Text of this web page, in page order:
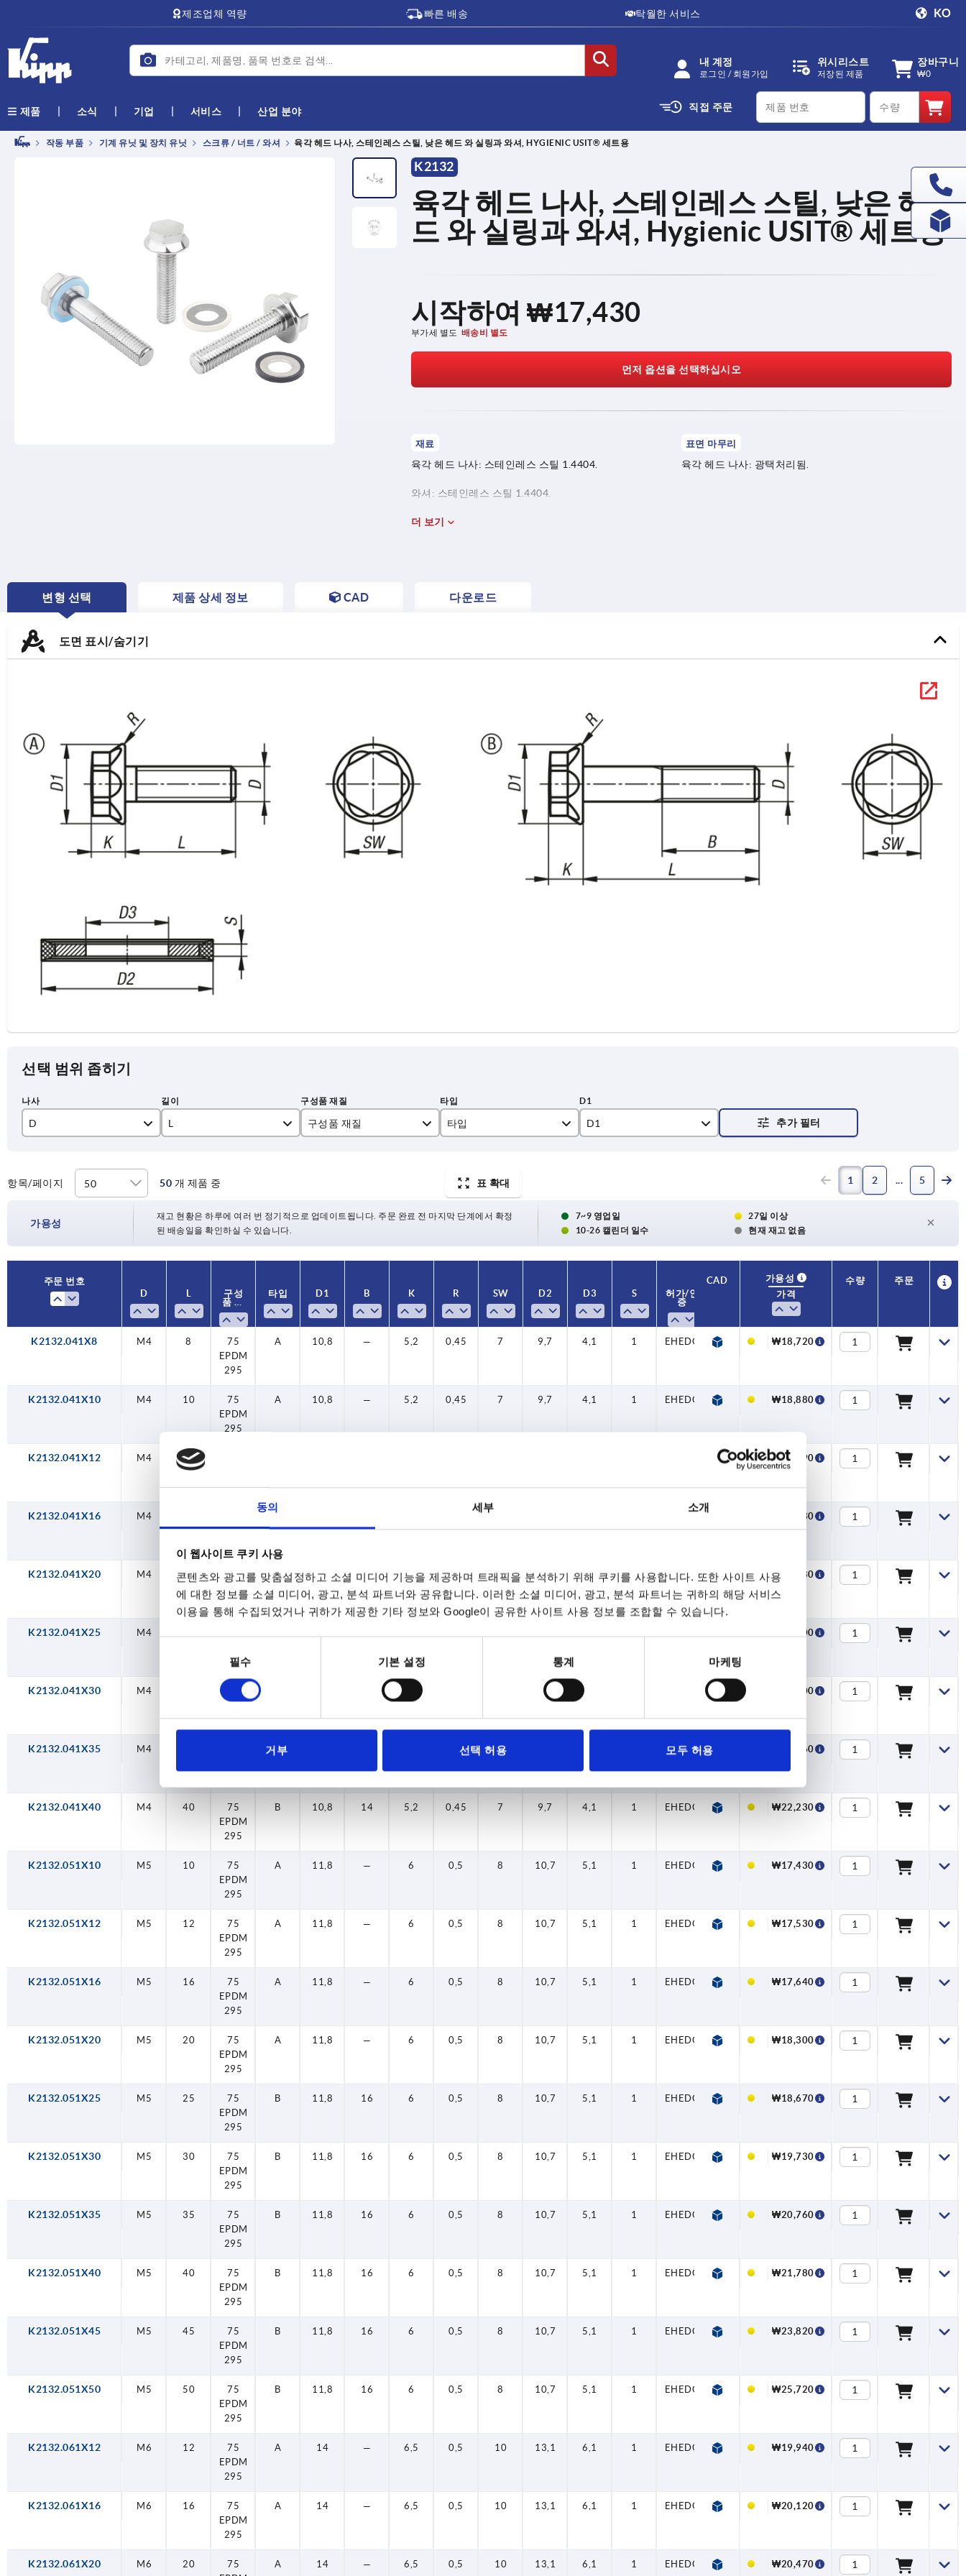
동의 세부 소개
이 웹사이트 쿠키 사용
콘텐츠와 광고를 맞춤설정하고 소셜 미디어 기능을 제공하며 트래픽을 분석하기 위해 쿠키를 사용합니다. 또한 사이트 사용
에 대한 정보를 소셜 미디어, 광고, 분석 파트너와 공유합니다. 이러한 소셜 미디어, 광고, 분석 파트너는 귀하의 해당 서비스
이용을 통해 수집되었거나 귀하가 제공한 기타 정보와 Google이 공유한 사이트 사용 정보를 조합할 수 있습니다.
필수 기본 설정 통계 마케팅
거부 선택 허용 모두 허용
제조업체 역량 빠른 배송 탁월한 서비스 KO
내 계정
로그인 / 회원가입
위시리스트
저장된 제품
장바구니
₩0
제품 소식 기업 서비스 산업 분야 직접 주문
productCode qty
작동 부품 기계 유닛 및 장치 유닛 스크류 / 너트 / 와셔 육각 헤드 나사, 스테인레스 스틸, 낮은 헤드 와 실링과 와셔, HYGIENIC USIT® 세트용
K2132
육각 헤드 나사, 스테인레스 스틸, 낮은 헤
드 와 실링과 와셔, Hygienic USIT® 세트용
시작하여₩17,430
부가세 별도 배송비 별도
먼저 옵션을 선택하십시오
재료
육각 헤드 나사: 스테인레스 스틸 1.4404.
와셔: 스테인레스 스틸 1.4404.
실링 링:
표면 마무리
육각 헤드 나사: 광택처리됨.
더 보기
변형 선택
CURRENT
제품 상세 정보 CAD 다운로드
도면 표시/숨기기
선택 범위 좁히기
D
M5
M12
M16
L
10
12
20
45
구성품 재질
플루오로프렌 XP 45
타입 D1
14
26,6
35
항목/페이지 50 개 제품 중 표 확대 1 2 5
가용성
재고 현황은 하루에 여러 번 정기적으로 업데이트됩니다. 주문 완료 전 마지막 단계에서 확정
된 배송일을 확인하실 수 있습니다.
7~9 영업일
27일 이상
10-26 캘린더 일수
현재 재고 없음
주문 번호
D
L
구성
품 재
질
타입 D1 B K R SW D2 D3 S
허가/ 인
증
CAD
가용성
가격
수량 주문
K2132.041X8 M4 8
75
EPDM
295
A 10,8 — 5,2 0,45 7 9,7 4,1 1 EHEDG ₩18,720
K2132.041X10 M4 10
75
EPDM
295
A 10,8 — 5,2 0,45 7 9,7 4,1 1 EHEDG ₩18,880
K2132.041X12 M4 12
295
₩18,990
K2132.041X16 M4
EPDM
A EHEDG ₩19,330
K2132.041X20 M4 20
75
EPDM
295
A 10,8 — 5,2 0,45 7 9,7 4,1 1 EHEDG ₩19,780
K2132.041X25 M4
295
₩20,500
K2132.041X30 M4
EPDM
295
9,7 4,1 ₩20,900
K2132.041X35 M4 B 0,45 7 EHEDG ₩21,560
K2132.041X40 M4 40
75
EPDM
295
B 10,8 14 5,2 0,45 7 9,7 4,1 1 EHEDG ₩22,230
K2132.051X10 M5 10
75
EPDM
295
A 11,8 — 6 0,5 8 10,7 5,1 1 EHEDG ₩17,430
K2132.051X12 M5 12
75
EPDM
295
A 11,8 — 6 0,5 8 10,7 5,1 1 EHEDG ₩17,530
K2132.051X16 M5 16
75
EPDM
295
A 11,8 — 6 0,5 8 10,7 5,1 1 EHEDG ₩17,640
K2132.051X20 M5 20
75
EPDM
295
A 11,8 — 6 0,5 8 10,7 5,1 1 EHEDG ₩18,300
K2132.051X25 M5 25
75
EPDM
295
B 11,8 16 6 0,5 8 10,7 5,1 1 EHEDG ₩18,670
K2132.051X30 M5 30
75
EPDM
295
B 11,8 16 6 0,5 8 10,7 5,1 1 EHEDG ₩19,730
K2132.051X35 M5 35
75
EPDM
295
B 11,8 16 6 0,5 8 10,7 5,1 1 EHEDG ₩20,760
K2132.051X40 M5 40
75
EPDM
295
B 11,8 16 6 0,5 8 10,7 5,1 1 EHEDG ₩21,780
K2132.051X45 M5 45
75
EPDM
295
B 11,8 16 6 0,5 8 10,7 5,1 1 EHEDG ₩23,820
K2132.051X50 M5 50
75
EPDM
295
B 11,8 16 6 0,5 8 10,7 5,1 1 EHEDG ₩25,720
K2132.061X12 M6 12
75
EPDM
295
A 14 — 6,5 0,5 10 13,1 6,1 1 EHEDG ₩19,940
K2132.061X16 M6 16
75
EPDM
295
A 14 — 6,5 0,5 10 13,1 6,1 1 EHEDG ₩20,120
K2132.061X20 M6 20
75
A 14 — 6,5 0,5 10 13,1 6,1 1 EHEDG ₩20,470